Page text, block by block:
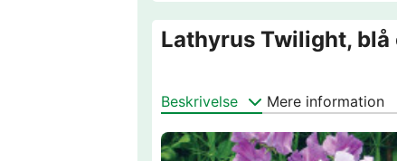
Lathyrus Twilight,
Beskrivelse Mere information